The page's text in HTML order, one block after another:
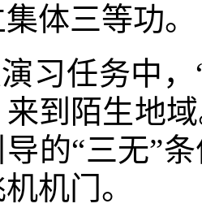
体三等功。
习任务中
到陌生地
的“三无”
机门。